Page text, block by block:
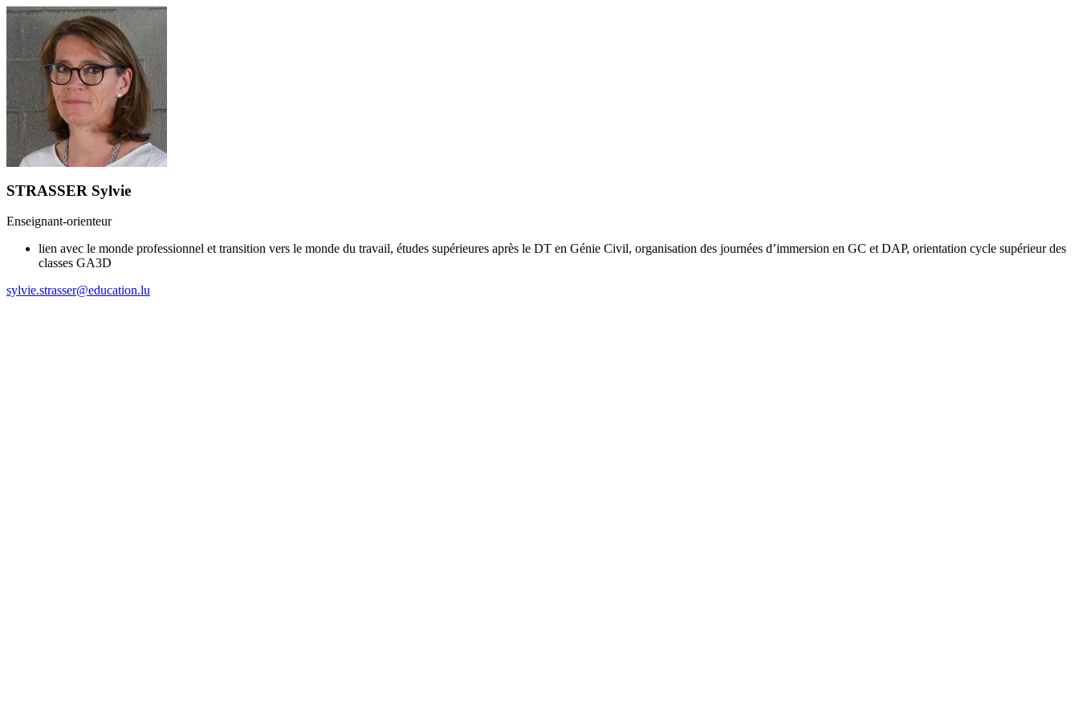
STRASSER Sylvie
Enseignant-orienteur
lien avec le monde professionnel et transition vers le monde du travail, études supérieures après le DT en Génie Civil, organisation des journées d’immersion en GC et DAP, orientation cycle supérieur des
classes GA3D
sylvie.strasser@education.lu